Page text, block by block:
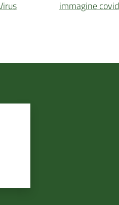
immagine covid